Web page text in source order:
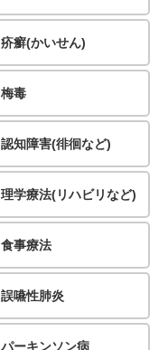
疥癬(かいせん)
梅毒
認知障害(徘徊など)
理学療法(リハビリなど)
食事療法
誤嚥性肺炎
パーキンソン病